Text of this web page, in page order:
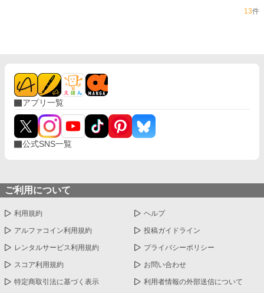
話まで多少説明の多い回が続きますが、解説文は話半分くら
13件
アプリ一覧
公式SNS一覧
ご利用について
利用規約 ヘルプ
アルファコイン利用規約 投稿ガイドライン
レンタルサービス利用規約 プライバシーポリシー
スコア利用規約 お問い合わせ
特定商取引法に基づく表示 利用者情報の外部送信について